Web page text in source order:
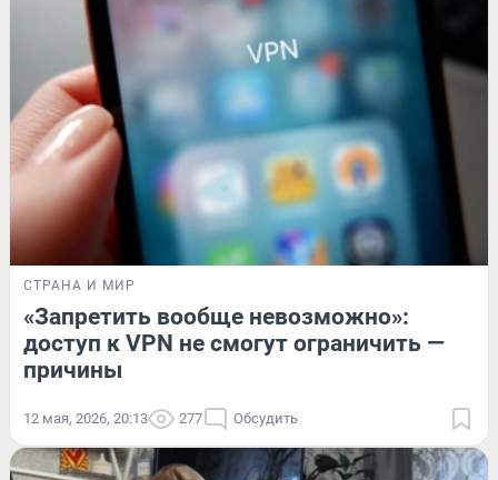
СТРАНА И МИР
«Запретить вообще невозможно»:
доступ к VPN не смогут ограничить —
причины
12 мая, 2026, 20:13 277 Обсудить